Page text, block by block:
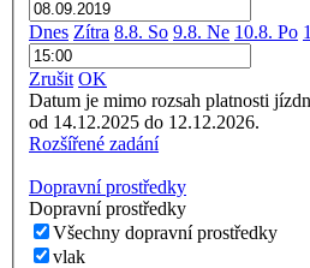
Dnes Zítra 8.8. So 9.8. Ne 10.8. Po
Zrušit OK
Datum je mimo rozsah platnosti
od 14.12.2025 do 12.12.2026.
Rozšířené zadání
Dopravní prostředky
Dopravní prostředky
Všechny dopravní prostředky
vlak